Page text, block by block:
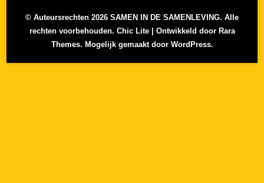
© Auteursrechten 2026 SAMEN IN DE SAMENLEVING. Alle
rechten voorbehouden. Chic Lite | Ontwikkeld door Rara
Themes. Mogelijk gemaakt door WordPress.